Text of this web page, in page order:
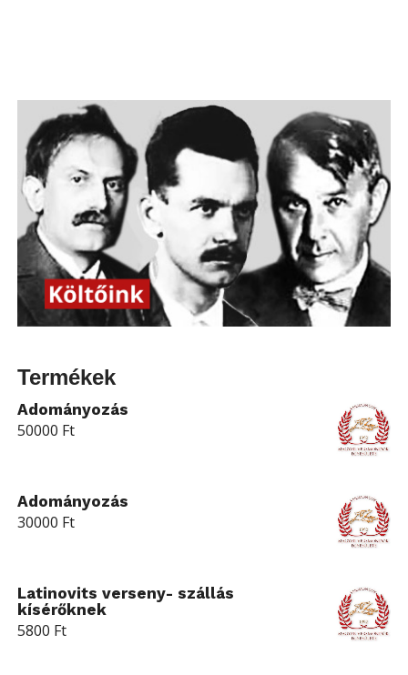
Termékek
Adományozás
50000 Ft
Adományozás
30000 Ft
Latinovits verseny- szállás
kísérőknek
5800 Ft